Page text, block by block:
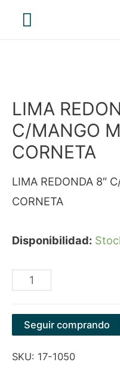
Menú
LIMA
C/MANGO
CORNETA
LIMA REDONDA 8″
CORNETA
Disponibilidad:
LIMA
8"
C/MANGO
MARCA
Seguir comprando
SKU: 17-1050